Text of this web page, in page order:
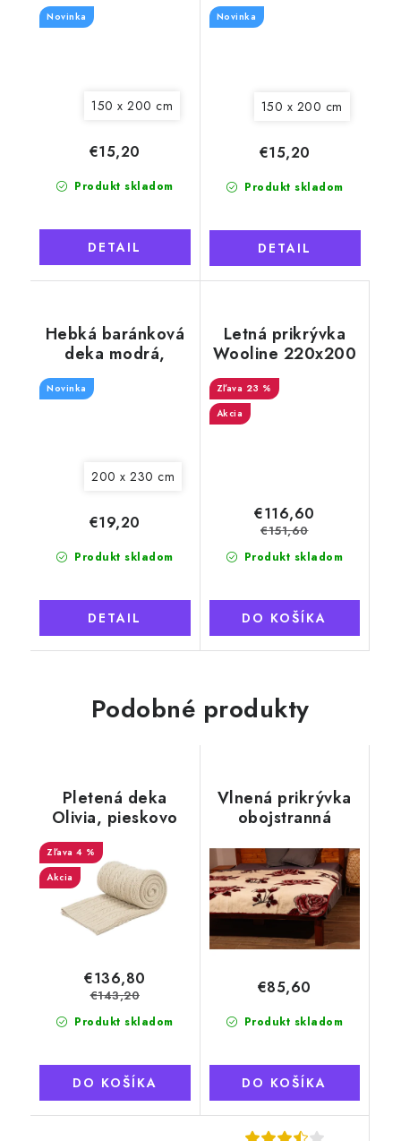
Novinka
150 x 200 cm
Produkt skladom
€15,20
DETAIL
Novinka
150 x 200 cm
Produkt skladom
€15,20
DETAIL
Hebká baránková
deka modrá,
rebrovaná
Novinka
200 x 230 cm
Produkt skladom
€19,20
DETAIL
Letná prikrývka
Wooline 220x200
cm s výplňou z
ťavej srsti
23 %
Akcia
Produkt skladom
€116,60
€151,60
DO KOŠÍKA
Podobné produkty
Pletená deka
Olivia, pieskovo
hnedá, 100%
Austrálske Merino
4 %
Akcia
Produkt skladom
€136,80
€143,20
DO KOŠÍKA
Vlnená prikrývka
obojstranná
červená ruža
Produkt skladom
€85,60
DO KOŠÍKA